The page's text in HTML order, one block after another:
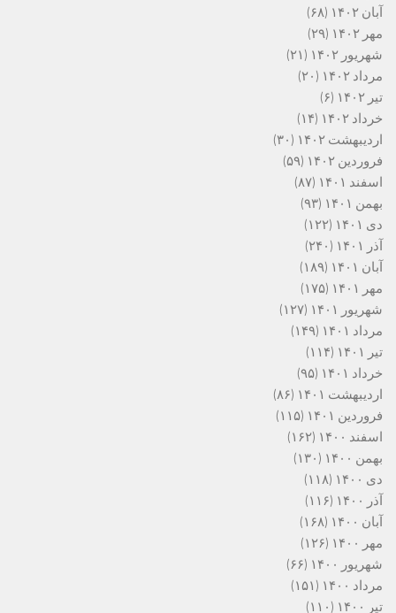
آبان ۱۴۰۲
(۶۸)
مهر ۱۴۰۲
(۲۹)
شهریور ۱۴۰۲
(۲۱)
مرداد ۱۴۰۲
(۲۰)
تیر ۱۴۰۲
(۶)
خرداد ۱۴۰۲
(۱۴)
اردیبهشت ۱۴۰۲
(۳۰)
فروردین ۱۴۰۲
(۵۹)
اسفند ۱۴۰۱
(۸۷)
بهمن ۱۴۰۱
(۹۳)
دی ۱۴۰۱
(۱۲۲)
آذر ۱۴۰۱
(۲۴۰)
آبان ۱۴۰۱
(۱۸۹)
مهر ۱۴۰۱
(۱۷۵)
شهریور ۱۴۰۱
(۱۲۷)
مرداد ۱۴۰۱
(۱۴۹)
تیر ۱۴۰۱
(۱۱۴)
خرداد ۱۴۰۱
(۹۵)
اردیبهشت ۱۴۰۱
(۸۶)
فروردین ۱۴۰۱
(۱۱۵)
اسفند ۱۴۰۰
(۱۶۲)
بهمن ۱۴۰۰
(۱۳۰)
دی ۱۴۰۰
(۱۱۸)
آذر ۱۴۰۰
(۱۱۶)
آبان ۱۴۰۰
(۱۶۸)
مهر ۱۴۰۰
(۱۲۶)
شهریور ۱۴۰۰
(۶۶)
مرداد ۱۴۰۰
(۱۵۱)
تیر ۱۴۰۰
(۱۱۰)